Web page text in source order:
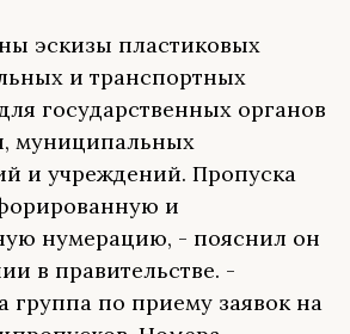
эскизы пластиковых
и транспортных
государственных органов
муниципальных
и учреждений. Пропуска
и
нумерацию, - пояснил он
в правительстве. -
группа по приему заявок на